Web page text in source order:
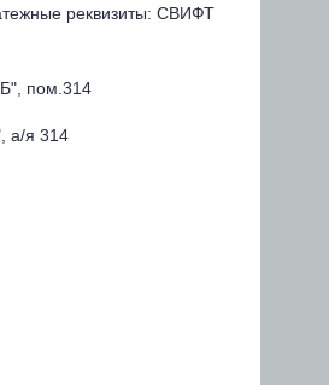
реквизиты: СВИФТ
пом.314
а/я 314